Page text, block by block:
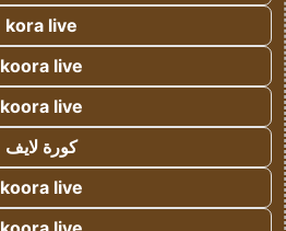
kora live
koora live
koora live
كورة لايف
koora live